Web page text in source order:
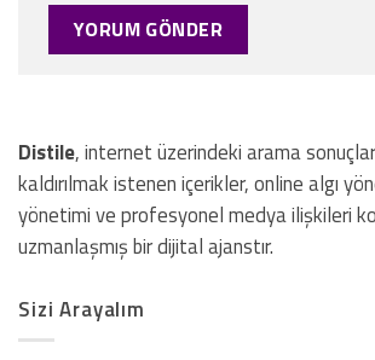
Distile, internet üzerindeki arama
kaldırılmak istenen içerikler, online algı
yönetimi ve profesyonel medya ilişkileri
uzmanlaşmış bir dijital ajanstır.
Sizi Arayalım